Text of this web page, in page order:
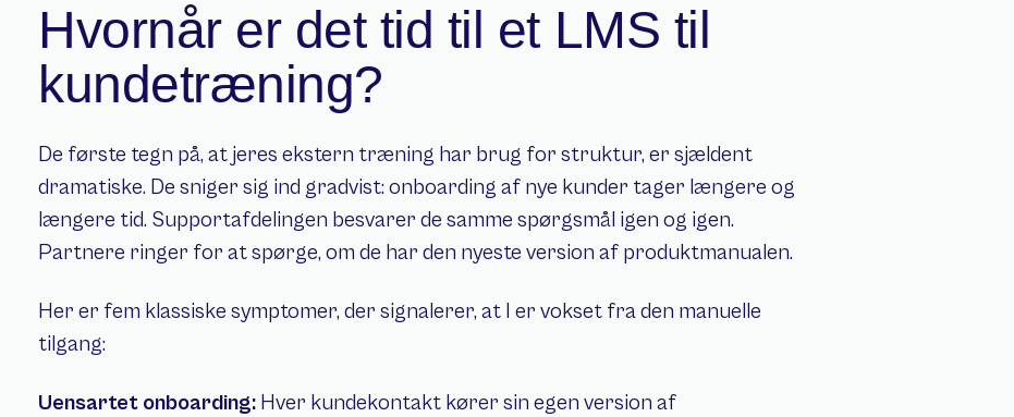
Hvornår er det tid til et LMS til
kundetræning?
De første tegn på, at jeres ekstern træning har brug for struktur, er sjældent
dramatiske. De sniger sig ind gradvist: onboarding af nye kunder tager længere og
længere tid. Supportafdelingen besvarer de samme spørgsmål igen og igen.
Partnere ringer for at spørge, om de har den nyeste version af produktmanualen.
Her er fem klassiske symptomer, der signalerer, at I er vokset fra den manuelle
tilgang:
Uensartet onboarding: Hver kundekontakt kører sin egen version af